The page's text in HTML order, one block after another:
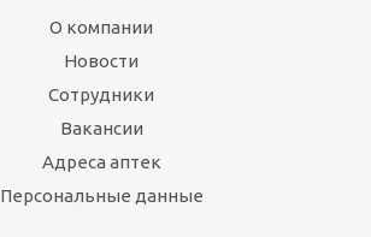
О компании
Новости
Сотрудники
Вакансии
Адреса аптек
Персональные данные